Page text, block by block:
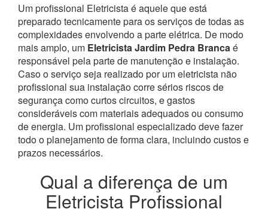
Um profissional Eletricista é aquele que está
preparado tecnicamente para os serviços de todas as
complexidades envolvendo a parte elétrica. De modo
mais amplo, um Eletricista Jardim Pedra Brancaé
responsável pela parte de manutenção e instalação.
Caso o serviço seja realizado por um eletricista não
profissional sua instalação corre sérios riscos de
segurança como curtos circuitos, e gastos
consideráveis com materiais adequados ou consumo
de energia. Um profissional especializado deve fazer
todo o planejamento de forma clara, incluindo custos e
prazos necessários.
Qual a diferença de um
Eletricista Profissional